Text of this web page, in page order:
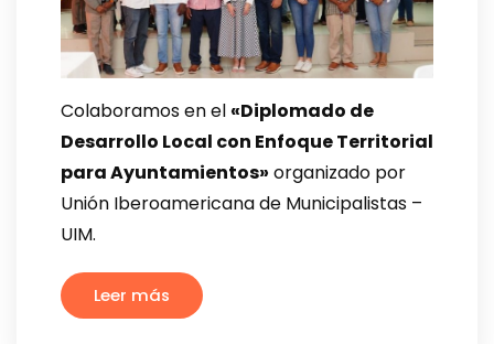
Colaboramos en el «Diplomado de
Desarrollo Local con Enfoque Territorial
para Ayuntamientos» organizado por
Unión Iberoamericana de Municipalistas –
UIM.
Leer más